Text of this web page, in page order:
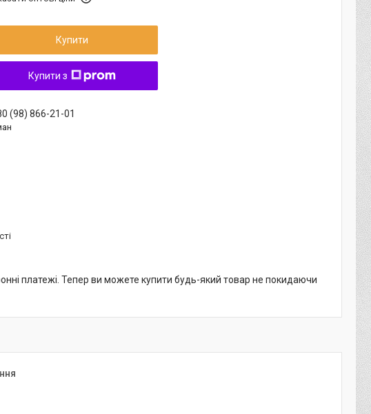
Купити
Купити з
(98) 866-21-01
платежі. Тепер ви можете купити будь-який товар не покидаючи